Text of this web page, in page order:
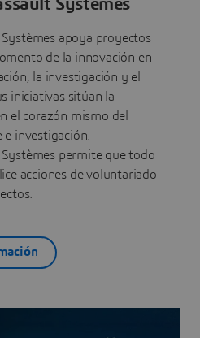
Systèmes
apoya proyectos
de la innovación en
la investigación y el
iniciativas sitúan la
el corazón mismo del
e investigación.
permite que todo
acciones de voluntariado